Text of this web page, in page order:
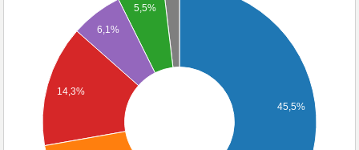
45,5%
5,5%
6,1%
14,3%